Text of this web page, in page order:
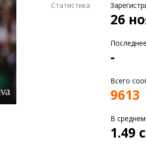
Статистика
26
-
Всего
9613
В
1.49